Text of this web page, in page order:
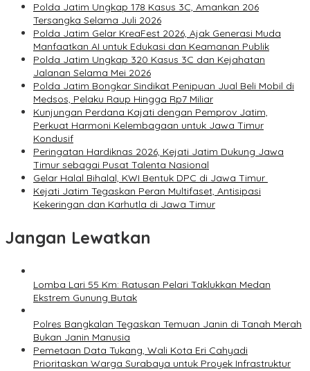
Polda Jatim Ungkap 178 Kasus 3C, Amankan 206
Tersangka Selama Juli 2026
Polda Jatim Gelar KreaFest 2026, Ajak Generasi Muda
Manfaatkan AI untuk Edukasi dan Keamanan Publik
Polda Jatim Ungkap 320 Kasus 3C dan Kejahatan
Jalanan Selama Mei 2026
Polda Jatim Bongkar Sindikat Penipuan Jual Beli Mobil di
Medsos, Pelaku Raup Hingga Rp7 Miliar
Kunjungan Perdana Kajati dengan Pemprov Jatim,
Perkuat Harmoni Kelembagaan untuk Jawa Timur
Kondusif
Peringatan Hardiknas 2026, Kejati Jatim Dukung Jawa
Timur sebagai Pusat Talenta Nasional
Gelar Halal Bihalal, KWI Bentuk DPC di Jawa Timur
Kejati Jatim Tegaskan Peran Multifaset, Antisipasi
Kekeringan dan Karhutla di Jawa Timur
Jangan Lewatkan
Lomba Lari 55 Km: Ratusan Pelari Taklukkan Medan
Ekstrem Gunung Butak
Polres Bangkalan Tegaskan Temuan Janin di Tanah Merah
Bukan Janin Manusia
Pemetaan Data Tukang, Wali Kota Eri Cahyadi
Prioritaskan Warga Surabaya untuk Proyek Infrastruktur